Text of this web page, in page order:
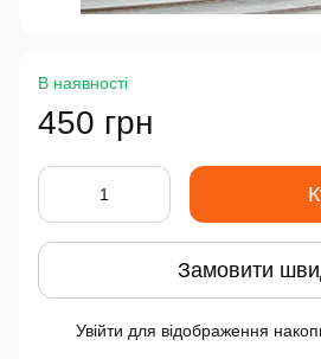
В наявності
450 грн
Замовити
Увійти для відображення